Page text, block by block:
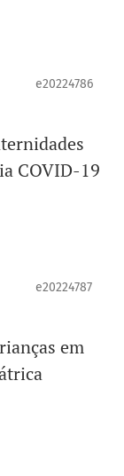
e20224786
COVID-19
e20224787
em